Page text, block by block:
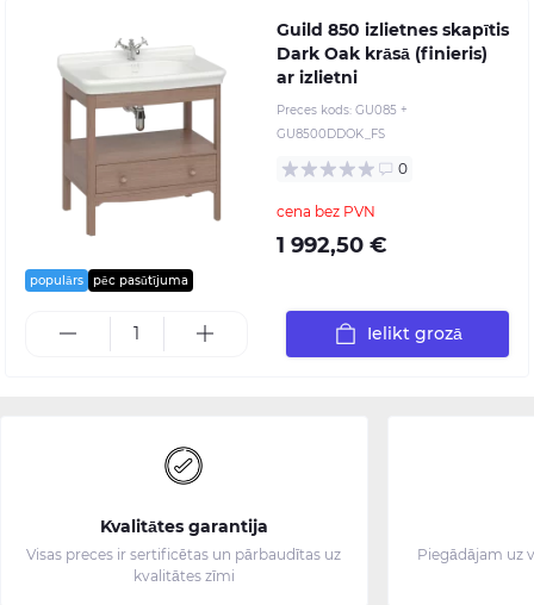
populārs pēc pasūtījuma
Guild 850 izlietnes skapītis
Dark Oak krāsā (finieris)
ar izlietni
Preces kods: GU085 +
GU8500DDOK_FS
0
cena bez PVN
1 992,50 €
Ielikt grozā
Kvalitātes garantija
Visas preces ir sertificētas un pārbaudītas uz
kvalitātes zīmi
Piegādājam uz